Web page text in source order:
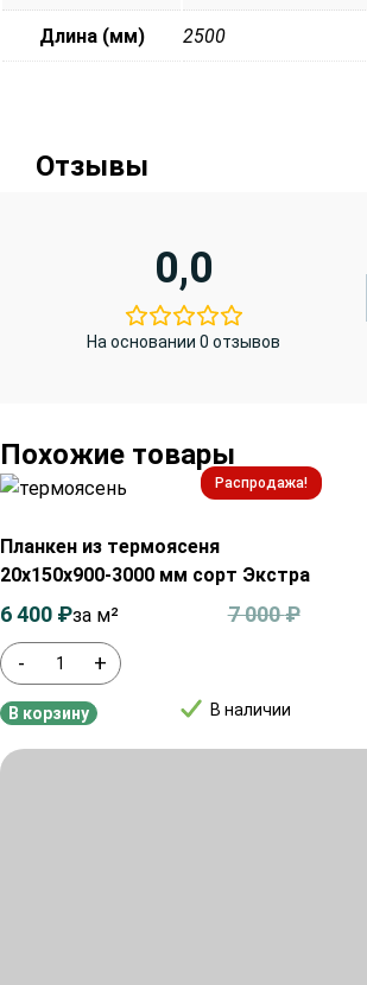
Длина (мм) 2500
Отзывы
0,0
На основании 0 отзывов
Похожие товары
Распродажа!
Планкен из термоясеня
20х150х900-3000 мм сорт Экстра
- +
В наличии
7 000₽
6 400 ₽за м²
В корзину